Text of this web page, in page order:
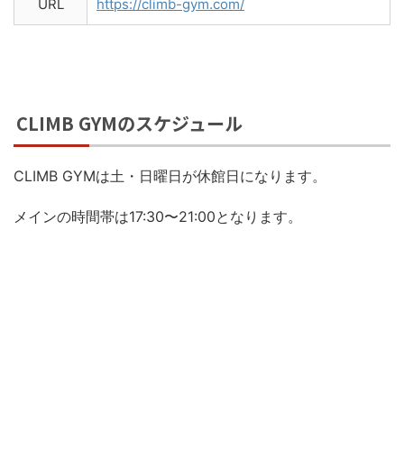
URL https://climb-gym.com/
CLIMB GYMのスケジュール
CLIMB GYMは土・日曜日が休館日になります。
メインの時間帯は17:30〜21:00となります。